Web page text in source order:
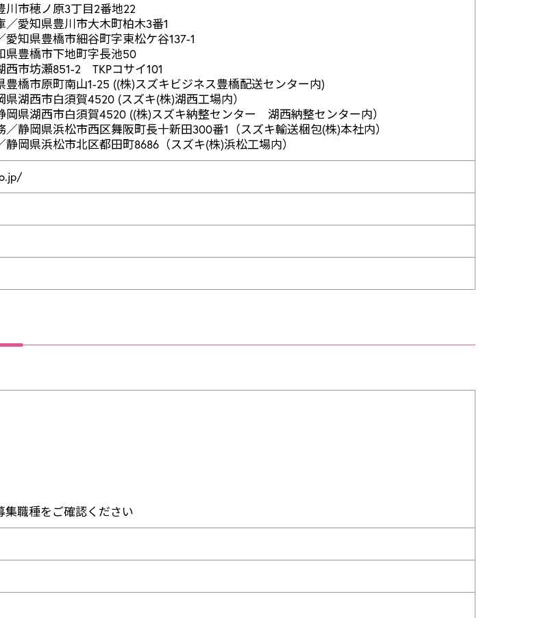
市穂ノ原3丁目2番地22
愛知県豊川市大木町柏木3番1
知県豊橋市細谷町字東松ケ谷137-1
豊橋市下地町字長池50
市坊瀬851-2 TKPコサイ101
橋市原町南山1-25 ((株)スズキビジネス豊橋配送センター内)
湖西市白須賀4520 (スズキ(株)湖西工場内）
県湖西市白須賀4520 ((株)スズキ納整センター 湖西納整センター内）
静岡県浜松市西区舞阪町長十新田300番1（スズキ輸送梱包(株)本社内）
岡県浜松市北区都田町8686（スズキ(株)浜松工場内）
職種をご確認ください